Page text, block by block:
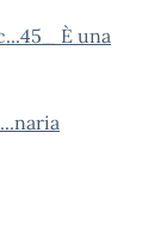
È una